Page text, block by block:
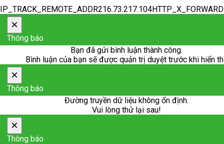
×
Thông báo
Bạn đã gửi bình luận thành công.
Bình luận của bạn sẽ được quản trị duyệt trước khi hiển
×
Thông báo
Đường truyền dữ liệu không ổn định.
Vui lòng thử lại sau!
×
Thông báo